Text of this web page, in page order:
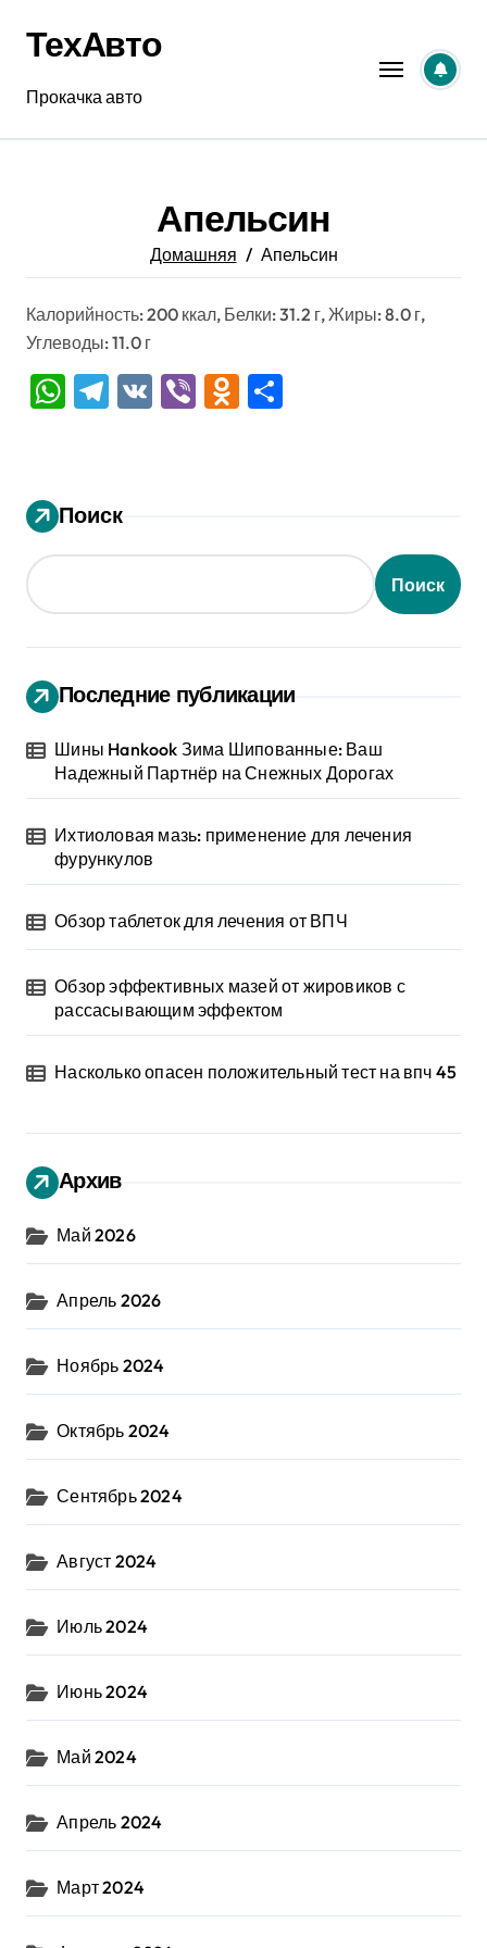
содержанию
ТехАвто
Прокачка авто
Апельсин
Домашняя Апельсин
Калорийность: 200 ккал, Белки: 31.2 г, Жиры: 8.0 г,
Углеводы: 11.0 г
WhatsApp
Telegram
VK ViberOdnoklassniki
Поиск
Поиск
Последние публикации
Шины Hankook Зима Шипованные: Ваш
Надежный Партнёр на Снежных Дорогах
Ихтиоловая мазь: применение для лечения
фурункулов
Обзор таблеток для лечения от ВПЧ
Обзор эффективных мазей от жировиков с
рассасывающим эффектом
Насколько опасен положительный тест на впч 45
Архив
Май 2026
Апрель 2026
Ноябрь 2024
Октябрь 2024
Сентябрь 2024
Август 2024
Июль 2024
Июнь 2024
Май 2024
Апрель 2024
Март 2024